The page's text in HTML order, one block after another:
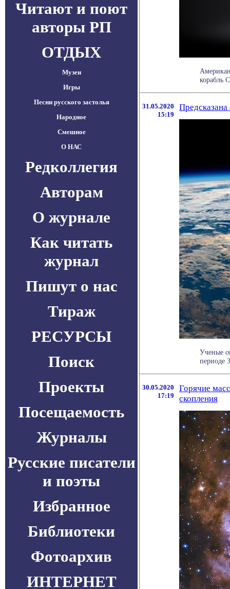
Читают и поют
авторы РП
ОТДЫХ
Музеи
Игры
Песни русского застолья
Народное
Смешное
О НАС
Редколлегия
Авторам
О журнале
Как читать
журнал
Пишут о нас
Тираж
РЕСУРСЫ
Поиск
Проекты
Посещаемость
Журналы
Русские писатели
и поэты
Избранное
Библиотеки
Фотоархив
ИНТЕРНЕТ
корабль
31.05.2020
15:19
Предсказана
Ученые
периоде
30.05.2020
17:19
Горячие
скопления